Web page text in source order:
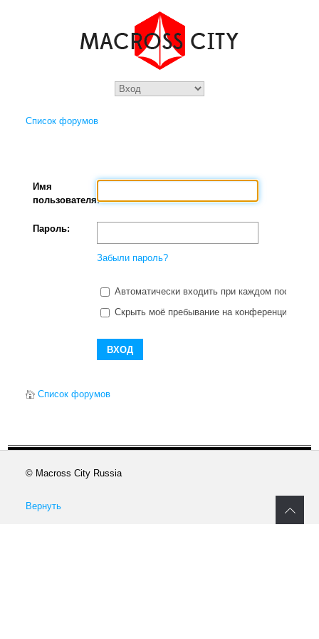
Список форумов
Имя
пользователя:
Пароль:
Забыли пароль?
Автоматически входить при каждом
Скрыть моё пребывание на конференции в
Список форумов
© Macross City Russia
Вернуть